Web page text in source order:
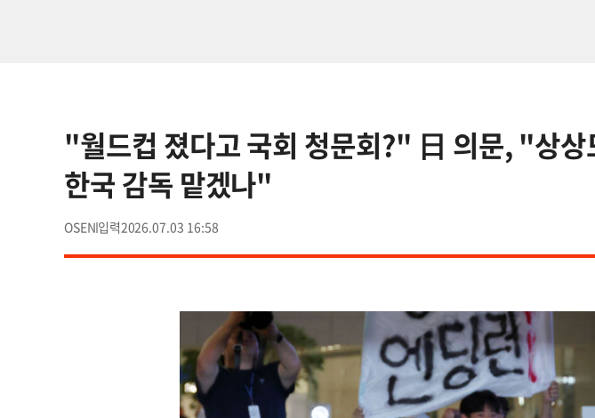
"월드컵 졌다고 국회 청문회?" 日 의문, "상
한국 감독 맡겠나"
OSEN 2026.07.03 16:58